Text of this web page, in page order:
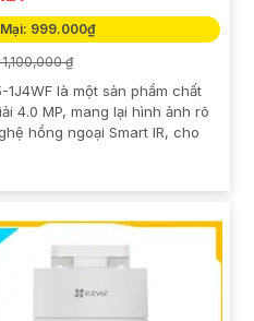
Mại: 999.000₫
₫
1J4WF là một sản phẩm chất
4.0 MP, mang lại hình ảnh rõ
hồng ngoại Smart IR, cho